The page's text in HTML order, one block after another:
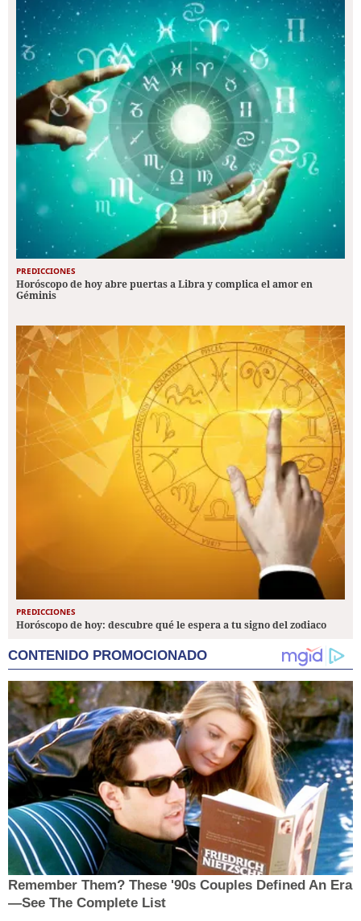
PREDICCIONES
Horóscopo de hoy abre puertas a Libra y complica el amor en
Géminis
PREDICCIONES
Horóscopo de hoy: descubre qué le espera a tu signo del zodiaco
CONTENIDO PROMOCIONADO
Remember Them? These '90s Couples Defined An Era
—See The Complete List